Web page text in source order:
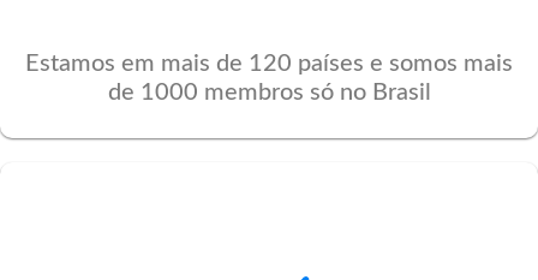
Estamos em mais de 120 países e somos mais
de 1000 membros só no Brasil